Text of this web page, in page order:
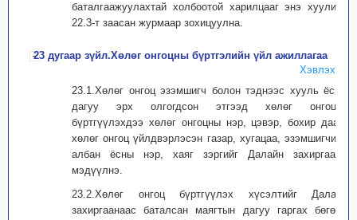
баталгаажуулахтай холбоотой харилцааг энэ хуулийн
22.3-т заасан журмаар зохицуулна.
23 дугаар зүйл.Хөлөг онгоцны бүртгэлийн үйл ажиллагаа
Хэвлэх
23.1.Хөлөг онгоц эзэмшигч болон тэднээс хууль ёсны
дагуу эрх олгогдсон этгээд хөлөг онгоцоо
бүртгүүлэхдээ хөлөг онгоцны нэр, цэвэр, бохир даац,
хөлөг онгоц үйлдвэрлэсэн газар, хугацаа, эзэмшигчийн
албан ёсны нэр, хаяг зэргийг Далайн захиргаанд
мэдүүлнэ.
23.2.Хөлөг онгоц бүртгүүлэх хүсэлтийг Далайн
захиргаанаас баталсан маягтын дагуу гаргах бөгөөд